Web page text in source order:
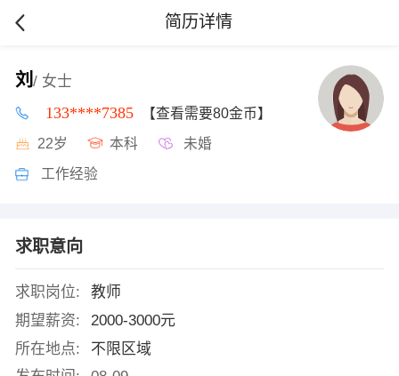
简历详情
刘 / 女士
133****7385 【查看需要80金币】
22岁 本科 未婚
工作经验
求职意向
求职岗位:
教师
期望薪资:
2000-3000元
所在地点:
不限区域